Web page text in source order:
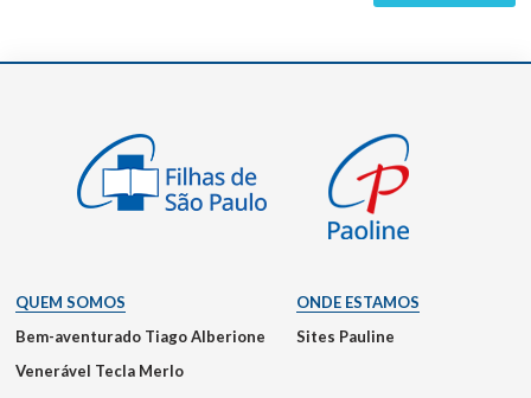
QUEM SOMOS
Bem-aventurado Tiago Alberione
Venerável Tecla Merlo
ONDE ESTAMOS
Sites Pauline